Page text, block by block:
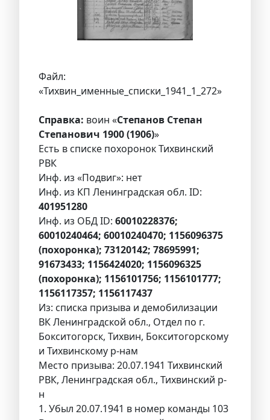
Файл:
«Тихвин_именные_списки_1941_1_272»
Справка: воин «Степанов Степан
Степанович 1900 (1906)»
Есть в списке похоронок Тихвинский
РВК
Инф. из «Подвиг»: нет
Инф. из КП Ленинградская обл. ID:
401951280
Инф. из ОБД ID: 60010228376;
60010240464; 60010240470; 1156096375
(похоронка); 73120142; 78695991;
91673433; 1156424020; 1156096325
(похоронка); 1156101756; 1156101777;
1156117357; 1156117437
Из: списка призыва и демобилизации
ВК Ленинградской обл., Отдел по г.
Бокситогорск, Тихвин, Бокситогорскому
и Тихвинскому р-нам
Место призыва: 20.07.1941 Тихвинский
РВК, Ленинградская обл., Тихвинский р-
н
1. Убыл 20.07.1941 в номер команды 103